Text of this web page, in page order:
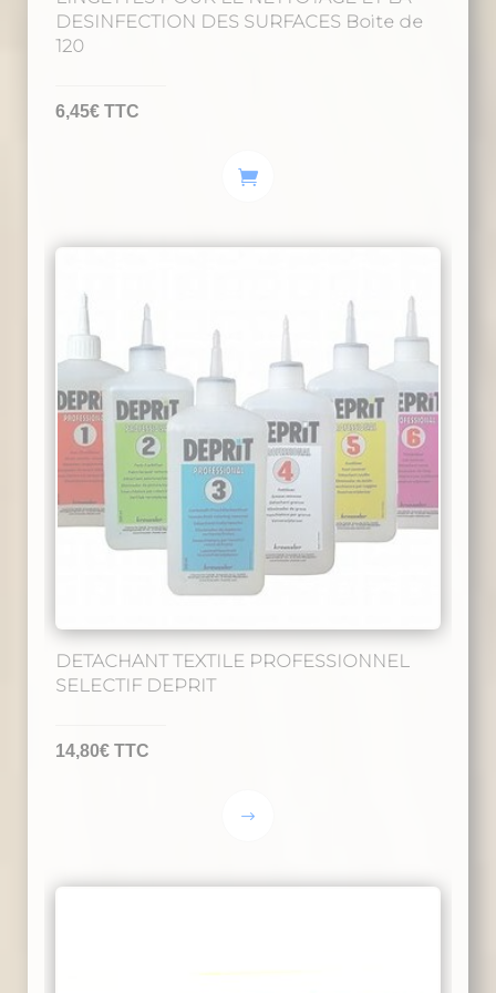
DESINFECTION DES SURFACES Boite de
120
6,45€ TTC
DETACHANT TEXTILE PROFESSIONNEL
SELECTIF DEPRIT
14,80€ TTC
Ce